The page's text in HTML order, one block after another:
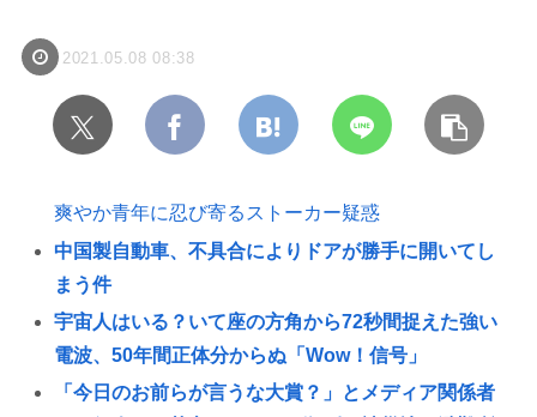
2021.05.08 08:38
爽やか青年に忍び寄るストーカー疑惑
中国製自動車、不具合によりドアが勝手に開いてし
まう件
宇宙人はいる？いて座の方角から72秒間捉えた強い
電波、50年間正体分からぬ「Wow！信号」
「今日のお前らが言うな大賞？」とメディア関係者